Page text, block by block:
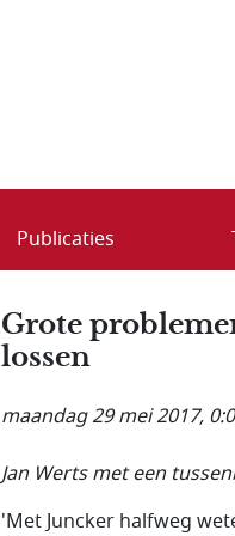
Publicaties
Grote
lossen
maandag 29 mei 2017,
Jan Werts met een
'Met Juncker halfweg